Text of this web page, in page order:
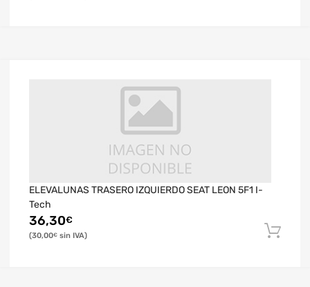
ELEVALUNAS TRASERO IZQUIERDO SEAT LEON 5F1 I-
Tech
36,30€
30,00€